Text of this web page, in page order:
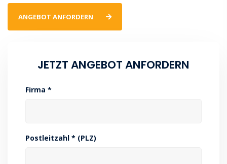
ANGEBOT ANFORDERN
JETZT ANGEBOT ANFORDERN
Firma *
Postleitzahl * (PLZ)